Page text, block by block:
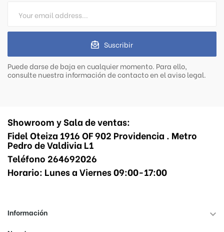
Suscribir
Puede darse de baja en cualquier momento. Para ello,
consulte nuestra información de contacto en el aviso legal.
Showroom y Sala de ventas:
Fidel Oteiza 1916 OF 902 Providencia . Metro
Pedro de Valdivia L1
Teléfono 264692026
Horario: Lunes a Viernes 09:00-17:00
Información 